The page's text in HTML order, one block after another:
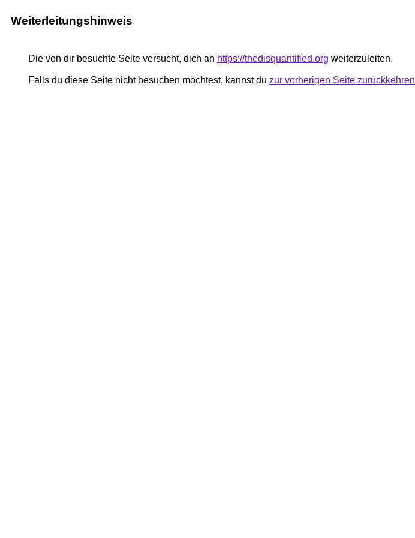
Weiterleitungshinweis
Die von dir besuchte Seite versucht, dich an https://thedisquantified.org weiterzuleiten.
Falls du diese Seite nicht besuchen möchtest, kannst du zur vorherigen Seite zurückkehren